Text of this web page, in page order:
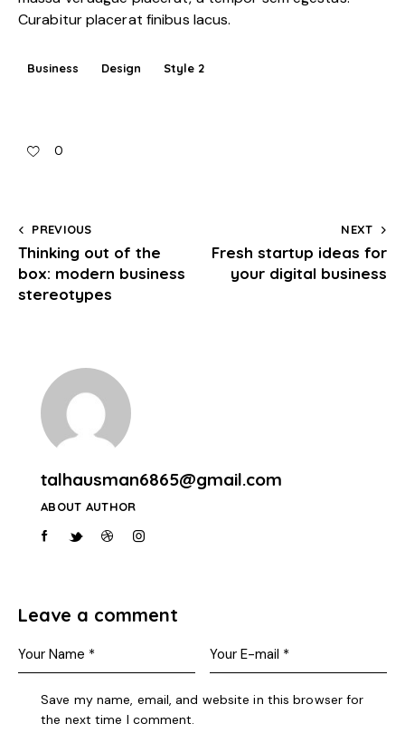
Curabitur placerat finibus lacus.
Business Design Style 2
0
PREVIOUS
Thinking out of the
box: modern business
stereotypes
NEXT
Fresh startup ideas for
your digital business
talhausman6865@gmail.com
ABOUT AUTHOR
Leave a comment
Save my name, email, and website in this browser for
the next time I comment.